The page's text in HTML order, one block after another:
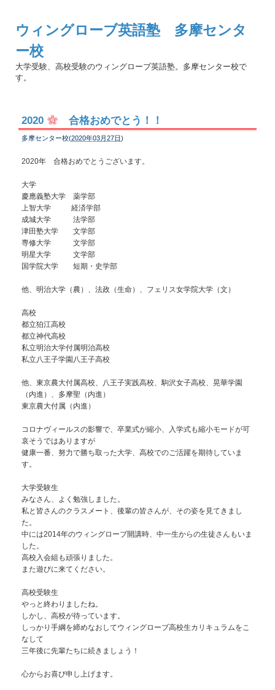
ウィングローブ英語塾 多摩センタ
ー校
大学受験、高校受験のウィングローブ英語塾。多摩センター校で
す。
2020 合格おめでとう！！
多摩センター校(2020年03月27日)
2020年 合格おめでとうございます。
大学
慶應義塾大学 薬学部
上智大学 経済学部
成城大学 法学部
津田塾大学 文学部
専修大学 文学部
明星大学 文学部
国学院大学 短期・史学部
他、明治大学（農）、法政（生命）、フェリス女学院大学（文）
高校
都立狛江高校
都立神代高校
私立明治大学付属明治高校
私立八王子学園八王子高校
他、東京農大付属高校、八王子実践高校、駒沢女子高校、晃華学園
（内進）、多摩聖（内進）
東京農大付属（内進）
コロナヴィールスの影響で、卒業式が縮小、入学式も縮小モードが可
哀そうではありますが
健康一番、努力で勝ち取った大学、高校でのご活躍を期待していま
す。
大学受験生
みなさん、よく勉強しました。
私と皆さんのクラスメート、後輩の皆さんが、その姿を見てきまし
た。
中には2014年のウィングローブ開講時、中一生からの生徒さんもいま
した。
高校入会組も頑張りました。
また遊びに来てください。
高校受験生
やっと終わりましたね。
しかし、高校が待っています。
しっかり手綱を締めなおしてウィングローブ高校生カリキュラムをこ
なして
三年後に先輩たちに続きましょう！
心からお喜び申し上げます。